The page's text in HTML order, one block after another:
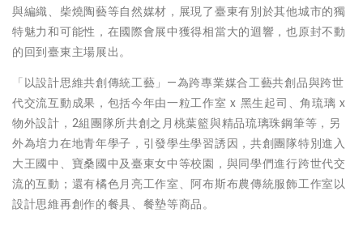
與編織、柴燒陶藝等自然媒材，展現了臺東有別於其他城市的獨
特魅力和可能性，在國際會展中獲得相當大的迴響，也原封不動
的回到臺東主場展出。
「以設計思維共創傳統工藝」—為跨專業媒合工藝共創品與跨世
代交流互動成果，包括今年由一粒工作室 x 黑生起司、角琉璃 x
物外設計，2組團隊所共創之月桃葉籃與精品琉璃珠鋼筆等，另
外為培力在地青年學子，引發學生學習誘因，共創團隊特別進入
大王國中、寶桑國中及臺東女中等校園，與同學們進行跨世代交
流的互動；還有橘色月亮工作室、阿布斯布農傳統服飾工作室以
設計思維再創作的餐具、餐墊等商品。